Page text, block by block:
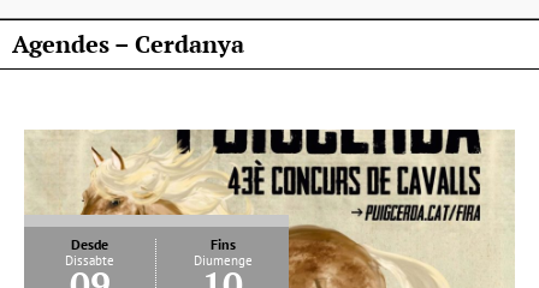
Agendes – Cerdanya
Desde
Dissabte
Fins
Diumenge